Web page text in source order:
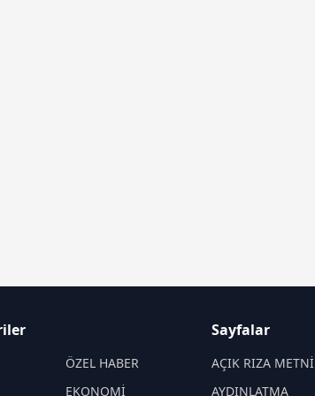
ÖZEL HABER
EKONOMİ
Sayfalar
AÇIK RIZA METNİ
AYDINLATMA